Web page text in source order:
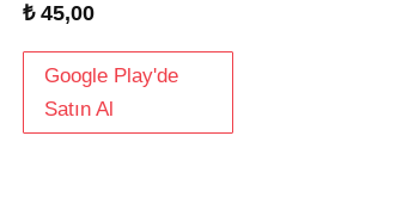
₺45,00
Google Play'de
Satın Al